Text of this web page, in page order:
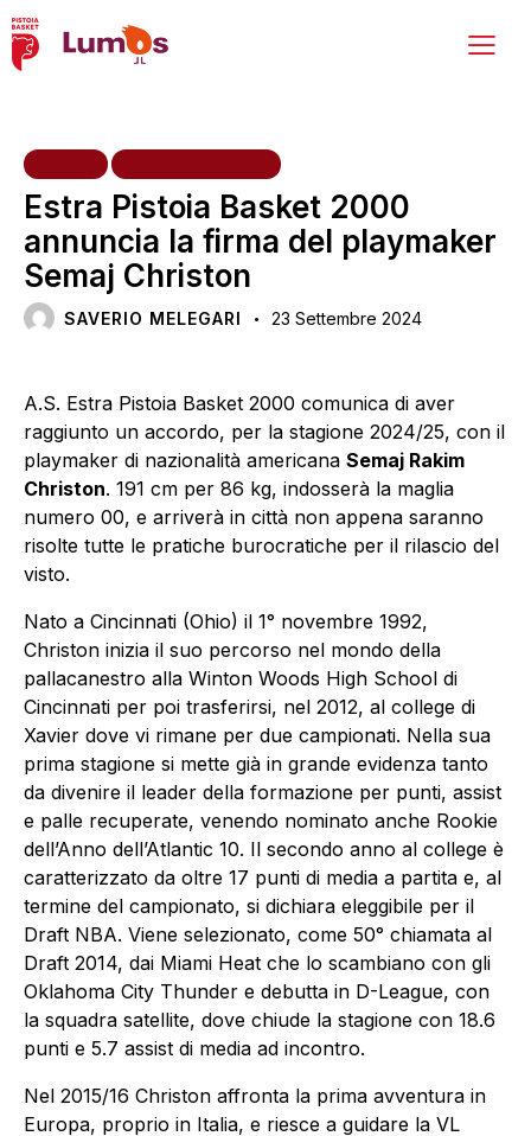
Estra Pistoia Basket 2000
annuncia la firma del playmaker
Semaj Christon
SAVERIO MELEGARI 23 Settembre 2024
A.S. Estra Pistoia Basket 2000 comunica di aver
raggiunto un accordo, per la stagione 2024/25, con il
playmaker di nazionalità americana Semaj Rakim
Christon. 191 cm per 86 kg, indosserà la maglia
numero 00, e arriverà in città non appena saranno
risolte tutte le pratiche burocratiche per il rilascio del
visto.
Nato a Cincinnati (Ohio) il 1° novembre 1992,
Christon inizia il suo percorso nel mondo della
pallacanestro alla Winton Woods High School di
Cincinnati per poi trasferirsi, nel 2012, al college di
Xavier dove vi rimane per due campionati. Nella sua
prima stagione si mette già in grande evidenza tanto
da divenire il leader della formazione per punti, assist
e palle recuperate, venendo nominato anche Rookie
dell’Anno dell’Atlantic 10. Il secondo anno al college è
caratterizzato da oltre 17 punti di media a partita e, al
termine del campionato, si dichiara eleggibile per il
Draft NBA. Viene selezionato, come 50° chiamata al
Draft 2014, dai Miami Heat che lo scambiano con gli
Oklahoma City Thunder e debutta in D-League, con
la squadra satellite, dove chiude la stagione con 18.6
punti e 5.7 assist di media ad incontro.
Nel 2015/16 Christon affronta la prima avventura in
Europa, proprio in Italia, e riesce a guidare la VL